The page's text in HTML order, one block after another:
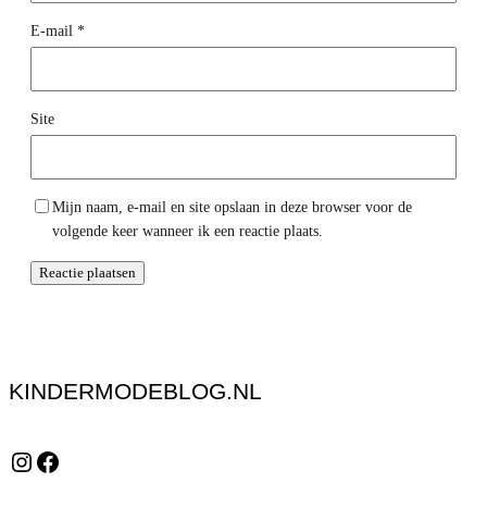
E-mail *
Site
Mijn naam, e-mail en site opslaan in deze browser voor de
volgende keer wanneer ik een reactie plaats.
KINDERMODEBLOG.NL
Instagram Facebook